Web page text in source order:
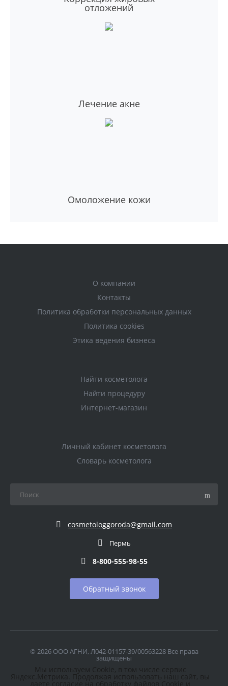
отложений
Лечение акне
Омоложение кожи
О компании
Контакты
Политика обработки персональных данных
Политика cookies
Этика ведения бизнеса
Найти косметолога
Найти процедуру
Интернет-магазин
Личный кабинет косметолога
Словарь косметолога
cosmetologgoroda@gmail.com
Пермь
8-800-555-98-55
Обратный звонок
© 2026 ООО АГНИ, Л042-01157-39/00563228 Все права
защищены
Мы используем Cookie, в том числе сервис
Яндекс.Метрика. Продолжая использовать наш сайт, вы
даете согласие на обработку файлов Cookie и